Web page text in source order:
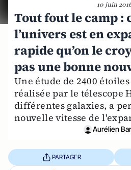
10 juin
Tout fout le camp :
l’univers est en
rapide qu’on le
pas une bonne
Une étude de 2400
réalisée par le télescope
différentes galaxies, a
nouvelle vitesse de
Aurélien
PARTAGER